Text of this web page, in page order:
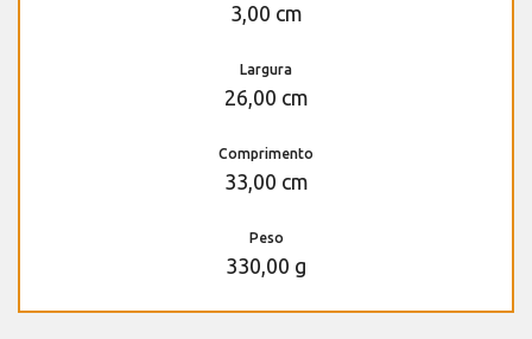
3,00 cm
Largura
26,00 cm
Comprimento
33,00 cm
Peso
330,00 g